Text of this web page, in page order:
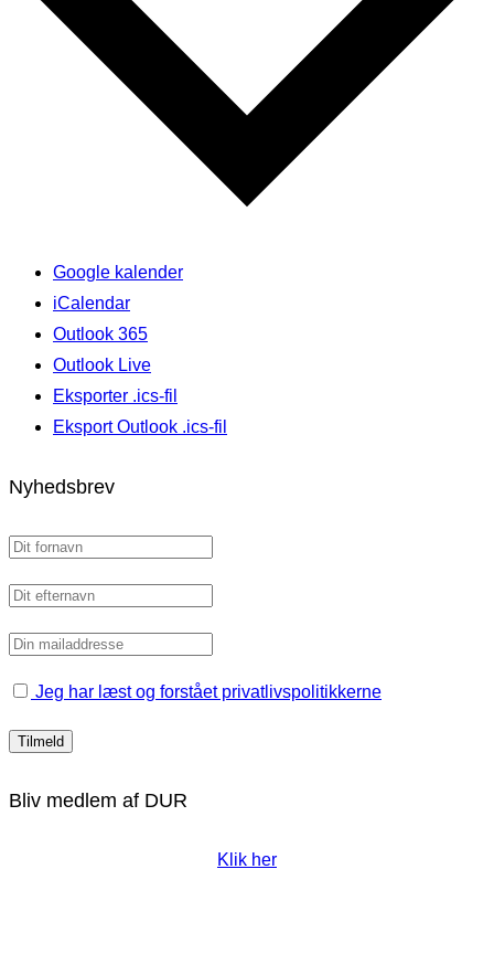
Google kalender
iCalendar
Outlook 365
Outlook Live
Eksporter .ics-fil
Eksport Outlook .ics-fil
Nyhedsbrev
Jeg har læst og forstået privatlivspolitikkerne
Bliv medlem af DUR
Klik her